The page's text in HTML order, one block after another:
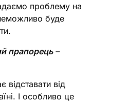
проблему на
буде
прапорець –
відставати від
І особливо це